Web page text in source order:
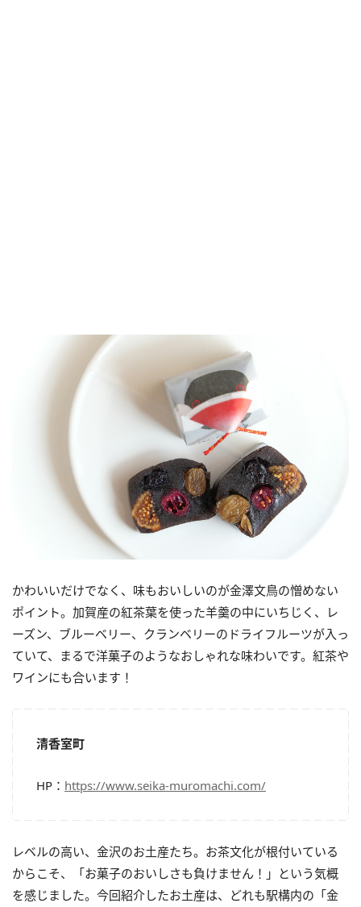
かわいいだけでなく、味もおいしいのが金澤文鳥の憎めない
ポイント。加賀産の紅茶葉を使った羊羹の中にいちじく、レ
ーズン、ブルーベリー、クランベリーのドライフルーツが入っ
ていて、まるで洋菓子のようなおしゃれな味わいです。紅茶や
ワインにも合います！
清香室町
HP： https://www.seika-muromachi.com/
レベルの高い、金沢のお土産たち。お茶文化が根付いている
からこそ、「お菓子のおいしさも負けません！」という気概
を感じました。今回紹介したお土産は、どれも駅構内の「金